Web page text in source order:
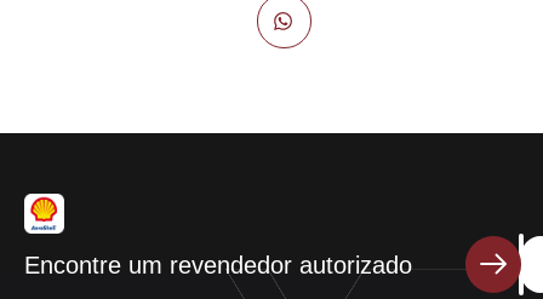
Encontre um revendedor autorizado